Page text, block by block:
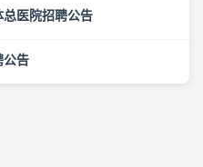
医院招聘公告
公告